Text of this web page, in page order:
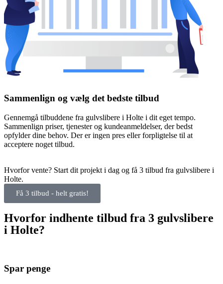
Sammenlign og vælg det bedste tilbud
Gennemgå tilbuddene fra gulvslibere i Holte i dit eget tempo.
Sammenlign priser, tjenester og kundeanmeldelser, der bedst
opfylder dine behov. Der er ingen pres eller forpligtelse til at
acceptere noget tilbud.
Hvorfor vente? Start dit projekt i dag og få 3 tilbud fra gulvslibere i
Holte.
Få 3 tilbud - helt gratis!
Hvorfor indhente tilbud fra 3 gulvslibere
i Holte?
Spar penge